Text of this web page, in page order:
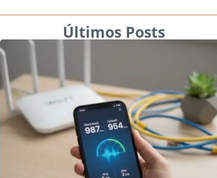
Últimos Posts